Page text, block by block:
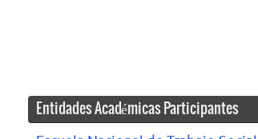
Entidades Académicas Participantes